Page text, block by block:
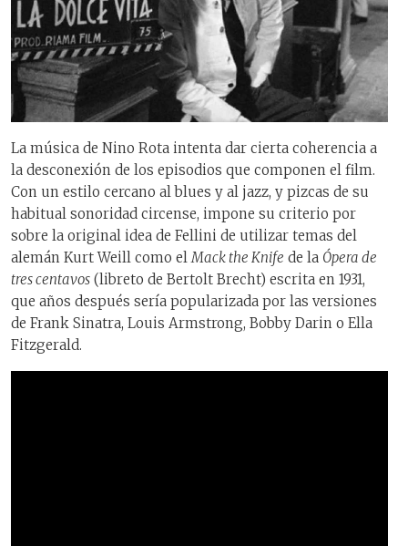
La música de Nino Rota intenta dar cierta coherencia a
la desconexión de los episodios que componen el film.
Con un estilo cercano al blues y al jazz, y pizcas de su
habitual sonoridad circense, impone su criterio por
sobre la original idea de Fellini de utilizar temas del
alemán Kurt Weill como el Mack the Knife de la Ópera de
tres centavos (libreto de Bertolt Brecht) escrita en 1931,
que años después sería popularizada por las versiones
de Frank Sinatra, Louis Armstrong, Bobby Darin o Ella
Fitzgerald.